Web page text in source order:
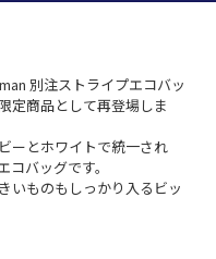
別注ストライプエコバッ
定商品として再登場しま
ーとホワイトで統一され
バッグです。
いものもしっかり入るビッ